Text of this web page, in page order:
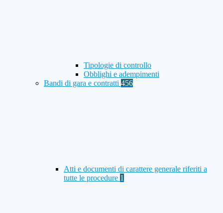
Tipologie di controllo
Obblighi e adempimenti
Bandi di gara e contratti 456
Atti e documenti di carattere generale riferiti a
tutte le procedure 1